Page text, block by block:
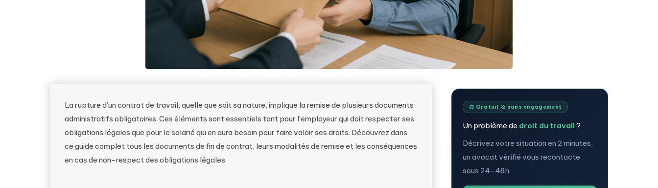
La rupture d’un contrat de travail, quelle que soit sa nature, implique la remise de plusieurs documents
administratifs obligatoires. Ces éléments sont essentiels tant pour l’employeur qui doit respecter ses
obligations légales que pour le salarié qui en aura besoin pour faire valoir ses droits. Découvrez dans
ce guide complet tous les documents de fin de contrat, leurs modalités de remise et les conséquences
en cas de non-respect des obligations légales.
⚖️ Gratuit & sans engagement
Un problème de droit du travail ?
Décrivez votre situation en 2 minutes,
un avocat vérifié vous recontacte
sous 24-48h.